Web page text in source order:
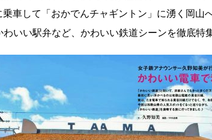
車して「おかでんチャギントン」に湧く岡山
いい駅弁など、かわいい鉄道シーンを徹底特